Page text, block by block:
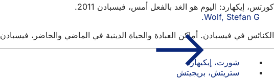
كورتس، إيكهارد: اليوم هو الغد بالفعل أمس، فيسبادن 2011.
Wolf, Stefan G.
الكنائس في فيسبادن. أماكن العبادة والحياة الدينية في الماضي والحاضر، فيسبادن 1997.
شورت، إيكيهارد
ستريتش، بريجيتش